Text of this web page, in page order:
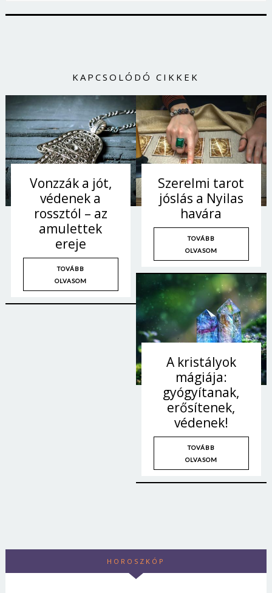
KAPCSOLÓDÓ CIKKEK
Vonzzák a jót,
védenek a
rossztól – az
amulettek
ereje
TOVÁBB
OLVASOM
Szerelmi tarot
jóslás a Nyilas
havára
TOVÁBB
OLVASOM
A kristályok
mágiája:
gyógyítanak,
erősítenek,
védenek!
TOVÁBB
OLVASOM
HOROSZKÓP